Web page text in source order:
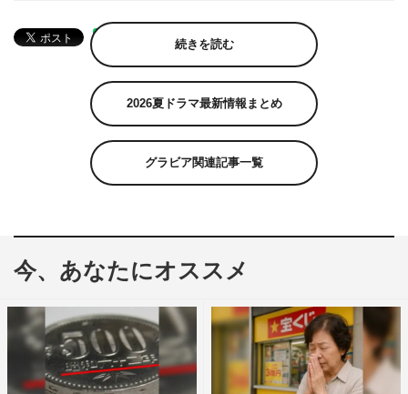
続きを読む
2026夏ドラマ最新情報まとめ
グラビア関連記事一覧
今、あなたにオススメ